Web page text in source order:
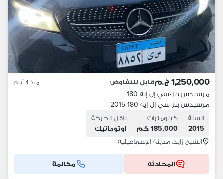
1,250,000 ج.م قابل للتفاوض منذ 4 أيام
مرسيدس بنز•سي إل إيه 180
مرسيدس بنز سي إل إيه 180 2015
السنة
2015
كيلومترات
185,000 كم
ناقل الحركة
اوتوماتيك
الشيخ زايد، مدينة الإسماعيلية
المحادثه مكالمة